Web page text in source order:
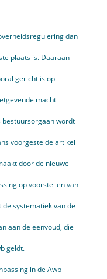
dan
plaats is. Daaraan
gericht is op
macht
bestuursorgaan wordt
voorgestelde artikel
door de nieuwe
op voorstellen van
systematiek van de
aan de eenvoud, die
geldt.
in de Awb